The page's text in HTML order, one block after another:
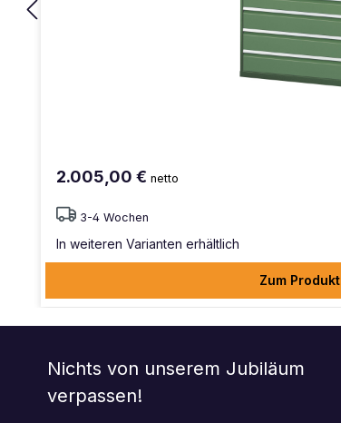
2.005,00 € netto
3-4 Wochen
In weiteren Varianten erhältlich
Zum Produkt
Nichts von unserem Jubiläum
verpassen!